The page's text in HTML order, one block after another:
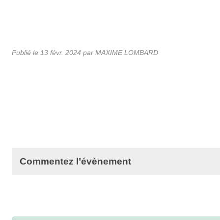
Publié le 13 févr. 2024 par MAXIME LOMBARD
Commentez l’évènement